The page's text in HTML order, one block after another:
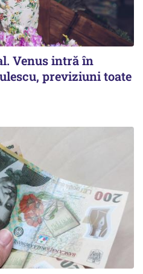
Venus intră în
previziuni toate